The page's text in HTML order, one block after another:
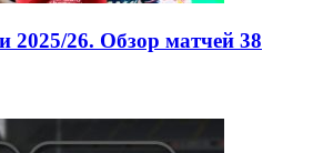
2025/26. Обзор матчей 38